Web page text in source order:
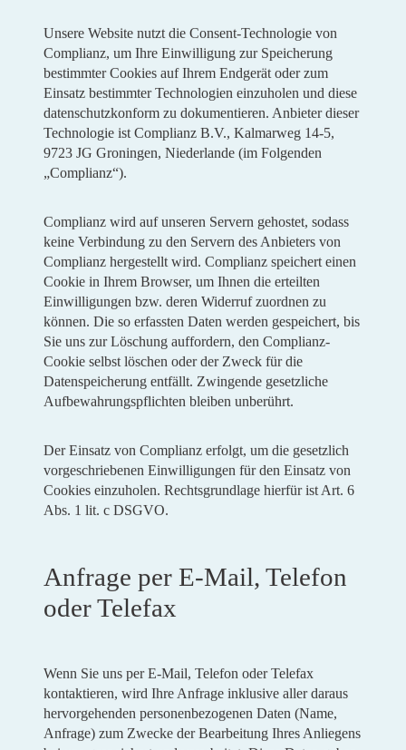
Unsere Website nutzt die Consent-Technologie von
Complianz, um Ihre Einwilligung zur Speicherung
bestimmter Cookies auf Ihrem Endgerät oder zum
Einsatz bestimmter Technologien einzuholen und diese
datenschutzkonform zu dokumentieren. Anbieter dieser
Technologie ist Complianz B.V., Kalmarweg 14-5,
9723 JG Groningen, Niederlande (im Folgenden
„Complianz“).
Complianz wird auf unseren Servern gehostet, sodass
keine Verbindung zu den Servern des Anbieters von
Complianz hergestellt wird. Complianz speichert einen
Cookie in Ihrem Browser, um Ihnen die erteilten
Einwilligungen bzw. deren Widerruf zuordnen zu
können. Die so erfassten Daten werden gespeichert, bis
Sie uns zur Löschung auffordern, den Complianz-
Cookie selbst löschen oder der Zweck für die
Datenspeicherung entfällt. Zwingende gesetzliche
Aufbewahrungspflichten bleiben unberührt.
Der Einsatz von Complianz erfolgt, um die gesetzlich
vorgeschriebenen Einwilligungen für den Einsatz von
Cookies einzuholen. Rechtsgrundlage hierfür ist Art. 6
Abs. 1 lit. c DSGVO.
Anfrage per E-Mail, Telefon
oder Telefax
Wenn Sie uns per E-Mail, Telefon oder Telefax
kontaktieren, wird Ihre Anfrage inklusive aller daraus
hervorgehenden personenbezogenen Daten (Name,
Anfrage) zum Zwecke der Bearbeitung Ihres Anliegens